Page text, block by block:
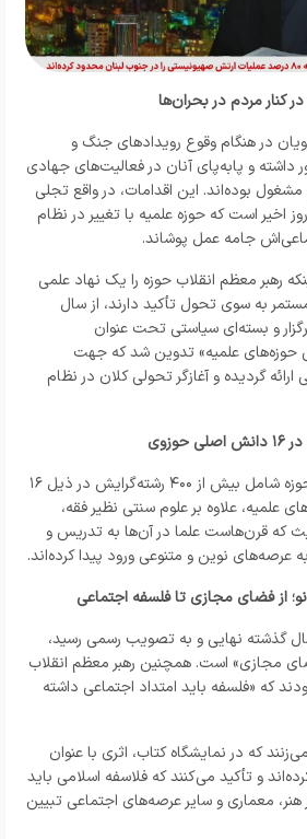
کنار مردم در بحران‌ها
در هنگام وقوع رویدادهای جنگ و
داشته و پابه‌پای آنان در فعالیت‌های جهادی
بوده‌اند. این اقدامات، در واقع تجلی
اخیر است که حوزه علمیه با تغییر در نظام
جامه عمل پوشاند.
رهبر معظم انقلاب حوزه را یک نهاد علمی
به سوی تحول تأکید دارند، از سال
و بسته‌ای سیاستی تحت عنوان
حوزه‌های علمیه» تدوین شد که جهت
گردیده و آغازگر تحولی کلان در نظام
امروزه درختواره رشته‌های حوزه شامل بیش از ۴۰۰ رشته‌گرایش در ذیل ۱۶
علمیه، علاوه بر علوم سنتی نظیر فقه،
که قرن‌هاست علما در آن‌ها به تدریس و
عرصه‌های نوین و متنوعی ورود پیدا کرده‌اند.
از فضای مجازی تا فلسفه اجتماعی
گذشته نهایی و به تصویب رسمی رسید،
مجازی» است. همچنین رهبر معظم انقلاب
که «فلسفه باید امتداد اجتماعی داشته
که در نمایشگاه کتاب، اثری با عنوان
و تأکید می‌کنند که فلاسفه اسلامی باید
هنر، معماری و سایر عرصه‌های اجتماعی تبیین